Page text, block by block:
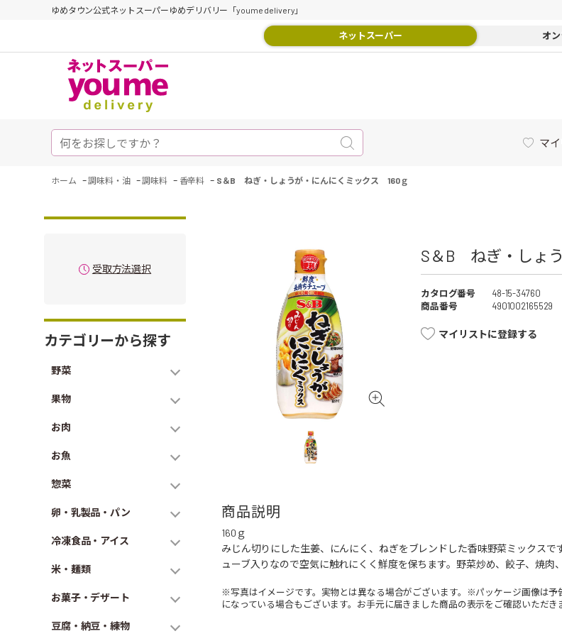
ゆめタウン公式ネットスーパーゆめデリバリー「youme delivery」
ネットスーパー オ
マ
ホーム -調味料・油 -調味料 - 香辛料 - S＆B ねぎ・しょうが・にんにくミックス 160ｇ
受取方法選択
カテゴリーから探す
野菜
果物
お肉
お魚
惣菜
卵・乳製品・パン
冷凍食品・アイス
米・麺類
お菓子・デザート
豆腐・納豆・練物
S＆B ねぎ・しょ
カタログ番号
48-15-34760
商品番号
4901002165529
マイリストに登録する
商品説明
160ｇ
みじん切りにした生姜、にんにく、ねぎをブレンドした香味野菜ミックス
ューブ入りなので空気に触れにくく鮮度を保ちます。野菜炒め、餃子、焼肉
※写真はイメージです。実物とは異なる場合がございます。※パッケージ画像は
になっている場合もございます。お手元に届きました商品の表示をご確認いただき